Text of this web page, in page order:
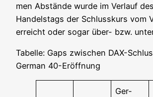
men Abstän­de wur­de im Ver­lauf
Han­dels­tags der Schluss­kurs vom
erreicht oder sogar über- bzw.
Tabel­le: Gaps zwi­schen DAX-
Ger­man 40-Eröffnung
Ger­